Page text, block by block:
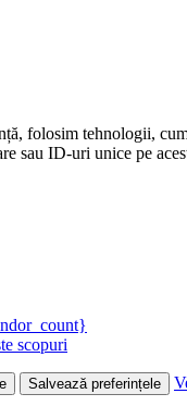
folosim tehnologii,
sau ID-uri unice pe
scopuri
Salvează preferințele